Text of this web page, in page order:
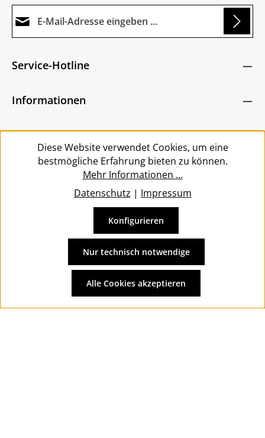
Ich habe dieDatenschutzbestimmungen
bin mit ihnen einverstanden.
Zeichen ein*
Die mit einem Stern (*) markierten Felder sind
Service-Hotline
Informationen
Service
Vertrag widerrufen
und ggf. Nachnahmegebühren, wenn nicht anders
angegeben.
Diese Website verwendet Cookies, um eine
bestmögliche Erfahrung bieten zu können.
Mehr Informationen ...
Datenschutz | Impressum
Nur technisch notwendige
Konfigurieren
Alle Cookies akzeptieren